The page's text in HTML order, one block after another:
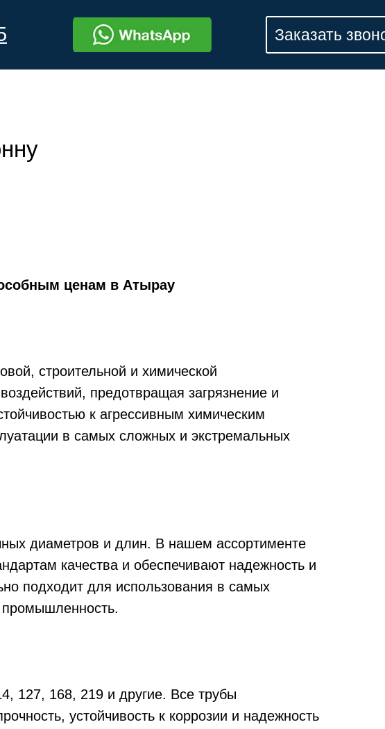
Заказать
ценам в Атырау
строительной и химической
предотвращая загрязнение и
к агрессивным химическим
в самых сложных и экстремальных
диаметров и длин. В нашем ассортименте
качества и обеспечивают надежность и
подходит для использования в самых
промышленность.
127, 168, 219 и другие. Все трубы
устойчивость к коррозии и надежность